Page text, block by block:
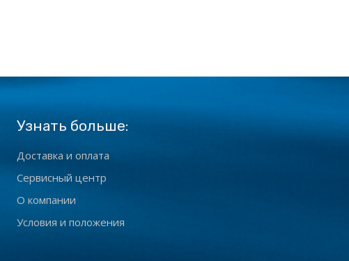
Узнать больше:
Доставка и оплата
Сервисный центр
О компании
Условия и положения